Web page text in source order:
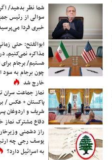
شما نظر بدهید/
سوالی از رئیس
خبری فردا
ابوالفتح: حتی
مذاکره نمی‌کنیم،
هستیم/ برجام برای
چون برجام به سود
خارج شد
نماز جماعت سران
پاکستان + عکس /
شریف و اردوغان
دفاع مشترک نماز
راز دشمنی
یوسف رجی چه
به اسرائیل دارد؟